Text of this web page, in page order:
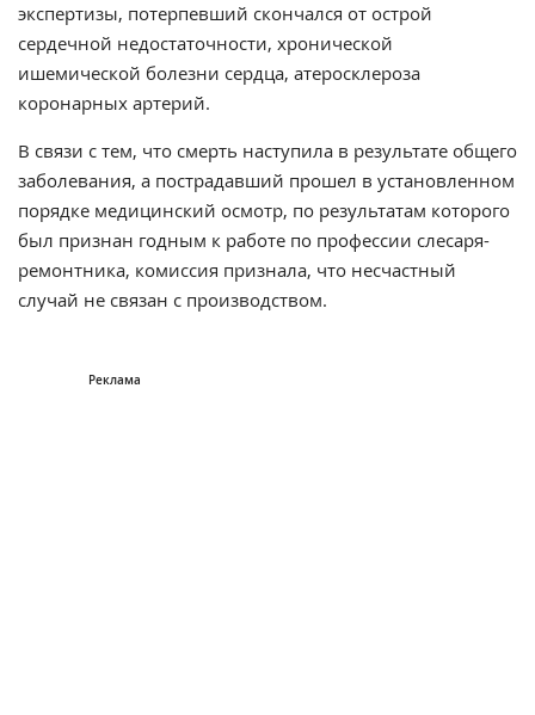
экспертизы, потерпевший скончался от острой
сердечной недостаточности, хронической
ишемической болезни сердца, атеросклероза
коронарных артерий.
В связи с тем, что смерть наступила в результате общего
заболевания, а пострадавший прошел в установленном
порядке медицинский осмотр, по результатам которого
был признан годным к работе по профессии слесаря-
ремонтника, комиссия признала, что несчастный
случай не связан с производством.